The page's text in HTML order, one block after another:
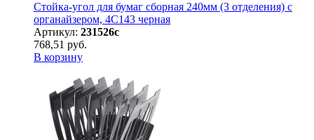
Стойка-угол для бумаг сборная 240мм (3 отделения) с
органайзером, 4С143 черная
Артикул: 231526с
768,51 руб.
В корзину